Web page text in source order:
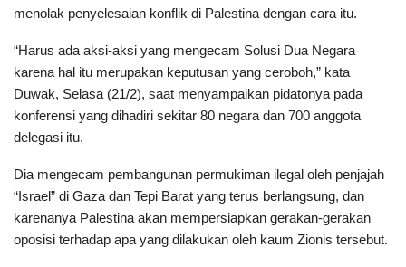
menolak penyelesaian konflik di Palestina dengan cara itu.
“Harus ada aksi-aksi yang mengecam Solusi Dua Negara
karena hal itu merupakan keputusan yang ceroboh,” kata
Duwak, Selasa (21/2), saat menyampaikan pidatonya pada
konferensi yang dihadiri sekitar 80 negara dan 700 anggota
delegasi itu.
Dia mengecam pembangunan permukiman ilegal oleh penjajah
“Israel” di Gaza dan Tepi Barat yang terus berlangsung, dan
karenanya Palestina akan mempersiapkan gerakan-gerakan
oposisi terhadap apa yang dilakukan oleh kaum Zionis tersebut.